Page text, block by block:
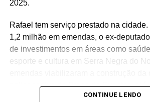
atuação da gestão da Secretaria
secretária Suzete Pereira, tem
ações de inclusão social, qualificação e
acompanhamento das famílias,
financeira e reduzindo a dependência
O estudo também aponta que outros
2025.
Rafael tem serviço prestado na
1,2 milhão em emendas, o ex-
de investimentos em áreas como
esporte e cultura em Serra Negra do
poliesportiva da Praça de Eventos,
a reforma da Casa de Cultura,
CONTINUE LENDO